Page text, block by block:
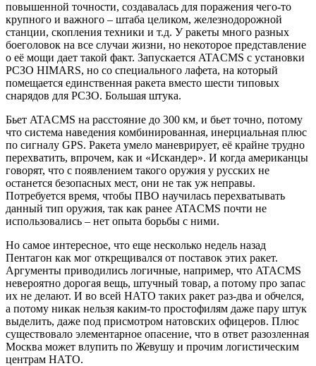
повышенной точности, создавалась для поражения чего-то
крупного и важного – штаба целиком, железнодорожной
станции, скопления техники и т.д. У ракеты много разных
боеголовок на все случаи жизни, но некоторое представление
о её мощи дает такой факт. Запускается ATACMS с установки
РСЗО HIMARS, но со специального лафета, на который
помещается единственная ракета вместо шести типовых
снарядов для РСЗО. Большая штука.
Бьет ATACMS на расстояние до 300 км, и бьет точно, потому
что система наведения комбинированная, инерциальная плюс
по сигналу GPS. Ракета умело маневрирует, её крайне трудно
перехватить, впрочем, как и «Искандер». И когда американцы
говорят, что с появлением такого оружия у русских не
останется безопасных мест, они не так уж неправы.
Потребуется время, чтобы ПВО научилась перехватывать
данный тип оружия, так как ранее ATACMS почти не
использовались – нет опыта борьбы с ними.
Но самое интересное, что еще несколько недель назад
Пентагон как мог открещивался от поставок этих ракет.
Аргументы приводились логичные, например, что ATACMS
невероятно дорогая вещь, штучный товар, а потому про запас
их не делают. И во всей НАТО таких ракет раз-два и обчелся,
а потому никак нельзя каким-то простофилям даже пару штук
выделить, даже под присмотром натовских офицеров. Плюс
существовало элементарное опасение, что в ответ разозленная
Москва может влупить по Жевушу и прочим логистическим
центрам НАТО.